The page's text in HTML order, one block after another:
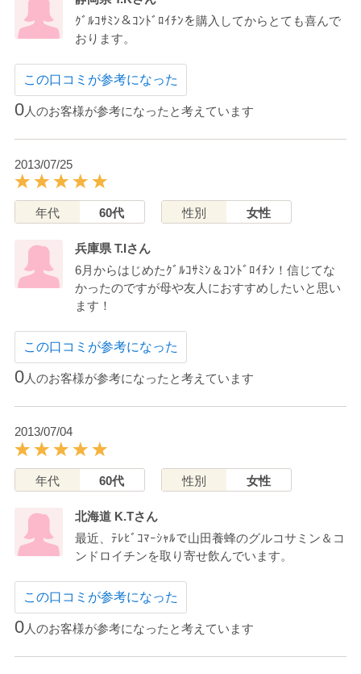
ｸﾞﾙｺｻﾐﾝ＆ｺﾝﾄﾞﾛｲﾁﾝを購入してからとても喜んで
おります。
この口コミが参考になった
0人のお客様が参考になったと考えています
2013/07/25
年代 60代 性別 女性
兵庫県 T.Iさん
6月からはじめたｸﾞﾙｺｻﾐﾝ＆ｺﾝﾄﾞﾛｲﾁﾝ！信じてな
かったのですが母や友人におすすめしたいと思い
ます！
この口コミが参考になった
0人のお客様が参考になったと考えています
2013/07/04
年代 60代 性別 女性
北海道 K.Tさん
最近、ﾃﾚﾋﾞｺﾏｰｼｬﾙで山田養蜂のグルコサミン＆コ
ンドロイチンを取り寄せ飲んでいます。
この口コミが参考になった
0人のお客様が参考になったと考えています